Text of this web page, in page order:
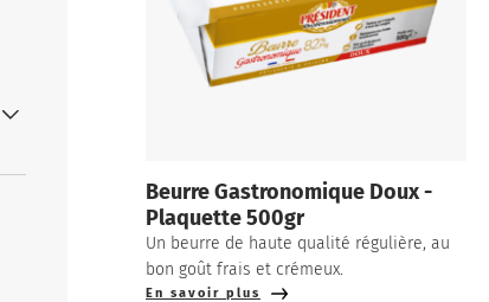
Beurre Gastronomique Doux -
Plaquette 500gr
Un beurre de haute qualité régulière, au
bon goût frais et crémeux.
En savoir plus